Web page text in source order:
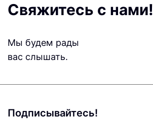
Свяжитесь с нами!
Мы будем рады
вас слышать.
Подписывайтесь!